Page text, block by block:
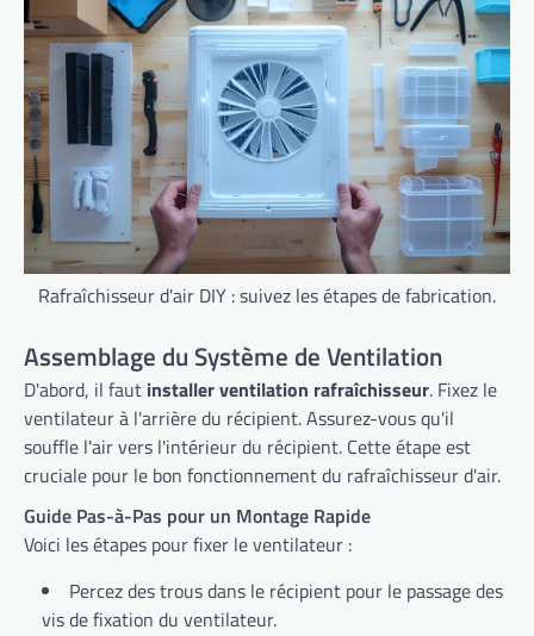
Rafraîchisseur d'air DIY : suivez les étapes de fabrication.
Assemblage du Système de Ventilation
D'abord, il faut installer ventilation rafraîchisseur. Fixez le
ventilateur à l'arrière du récipient. Assurez-vous qu'il
souffle l'air vers l'intérieur du récipient. Cette étape est
cruciale pour le bon fonctionnement du rafraîchisseur d'air.
Guide Pas-à-Pas pour un Montage Rapide
Voici les étapes pour fixer le ventilateur :
Percez des trous dans le récipient pour le passage des
vis de fixation du ventilateur.